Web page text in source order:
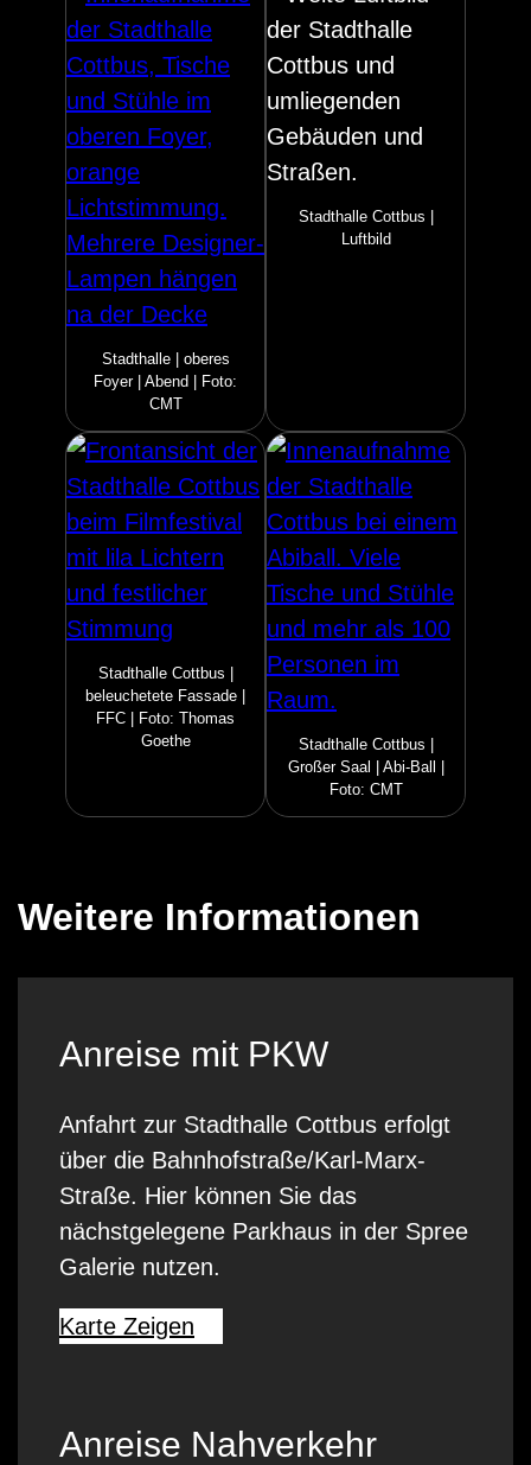
Stadthalle | oberes
Foyer | Abend | Foto:
CMT
Stadthalle Cottbus |
Luftbild
Stadthalle Cottbus |
beleuchetete Fassade |
FFC | Foto: Thomas
Goethe
Stadthalle Cottbus |
Großer Saal | Abi-Ball |
Foto: CMT
Weitere Informationen
Anreise mit PKW
Anfahrt zur Stadthalle Cottbus erfolgt
über die Bahnhofstraße/Karl-Marx-
Straße. Hier können Sie das
nächstgelegene Parkhaus in der Spree
Galerie nutzen.
Karte Zeigen
Anreise Nahverkehr